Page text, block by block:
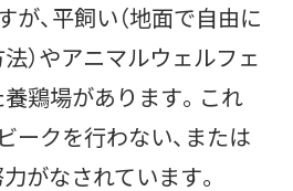
が、平飼い（地面で自由に
）やアニマルウェルフェ
鶏場があります。これ
ークを行わない、または
がなされています。